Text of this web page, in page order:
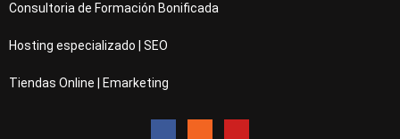
Consultoria de Formación Bonificada
Hosting especializado | SEO
Tiendas Online | Emarketing